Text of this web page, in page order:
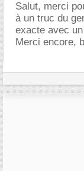
Salut, merci
à un truc du
exacte avec
Merci encore,